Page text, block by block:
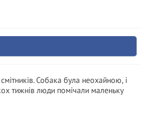
Собака була неохайною, і
тижнів люди помічали маленьку